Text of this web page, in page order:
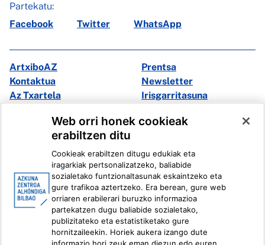
Partekatu:
Facebook
Twitter WhatsApp
ArtxiboAZ
Prentsa
Kontaktua
Newsletter
Az Txartela
Irisgarritasuna
Instagram
Youtube
Linkedin
Ivoox
Lege informazioa Barneko Informazio Sistema
Web orri honek cookieak
erabiltzen ditu
Cookieak erabiltzen ditugu edukiak eta
iragarkiak pertsonalizatzeko, baliabide
sozialetako funtzionaltasunak eskaintzeko eta
gure trafikoa aztertzeko. Era berean, gure web
orriaren erabilerari buruzko informazioa
partekatzen dugu baliabide sozialetako,
publizitateko eta estatistiketako gure
hornitzaileekin. Horiek aukera izango dute